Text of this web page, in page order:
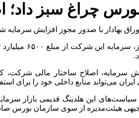
چراغ سبز داد؛
بهادار با صدور مجوز افزایش
سرمایه، اصلاح ساختار مالی
می‌تواند منابع داخلی خود را برای
سیاست‌های این هلدینگ قدیمی بازار
هیئت‌مدیره از سوی سازمان بورس